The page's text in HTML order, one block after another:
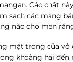
Các chất
sạch các mảng
nào cho men
mặt trong của vỏ
khoảng hai đến